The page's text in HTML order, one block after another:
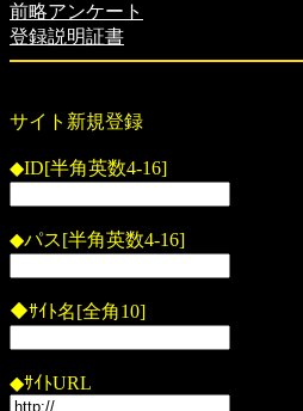
前略アンケート
登録説明証書
サイト新規登録
◆ID[半角英数4-16]
◆パス[半角英数4-16]
◆ｻｲﾄ名[全角10]
◆ｻｲﾄURL